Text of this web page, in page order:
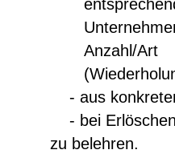
Anzahl/
- aus
- bei
zu belehren.